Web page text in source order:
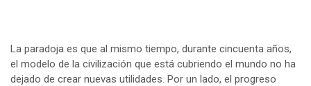
La paradoja es que al mismo tiempo, durante cincuenta años,
el modelo de la civilización que está cubriendo el mundo no ha
dejado de crear nuevas utilidades. Por un lado, el progreso